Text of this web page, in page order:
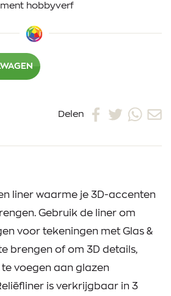
hobbyverf
Delen
liner waarme je 3D-accenten
Gebruik de liner om
voor tekeningen met Glas &
brengen of om 3D details,
voegen aan glazen
is verkrijgbaar in 3